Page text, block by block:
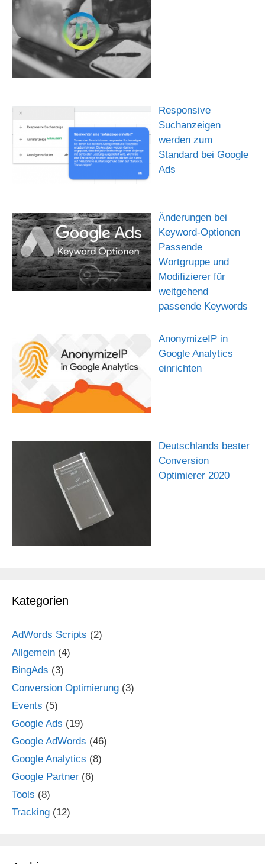
Responsive
Suchanzeigen
werden zum
Standard bei Google
Ads
Änderungen bei
Keyword-Optionen
Passende
Wortgruppe und
Modifizierer für
weitgehend
passende Keywords
AnonymizeIP in
Google Analytics
einrichten
Deutschlands bester
Conversion
Optimierer 2020
Kategorien
AdWords Scripts (2)
Allgemein (4)
BingAds (3)
Conversion Optimierung (3)
Events (5)
Google Ads (19)
Google AdWords (46)
Google Analytics (8)
Google Partner (6)
Tools (8)
Tracking (12)